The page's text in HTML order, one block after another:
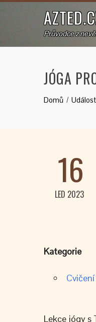
Průvodce z
JÓGA
Domů
16
LED 2023
Kategorie
Lekce jógy s